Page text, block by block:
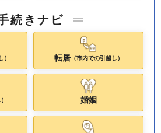
続きナビ
） 転居（市内での引越し）
婚姻